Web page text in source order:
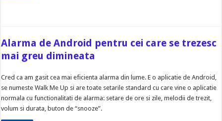
Alarma de Android pentru cei care se trezesc
mai greu dimineata
Cred ca am gasit cea mai eficienta alarma din lume. E o aplicatie de Android,
se numeste Walk Me Up si are toate setarile standard cu care vine o aplicatie
normala cu functionalitati de alarma: setare de ore si zile, melodii de trezit,
volum si durata, buton de “snooze”.